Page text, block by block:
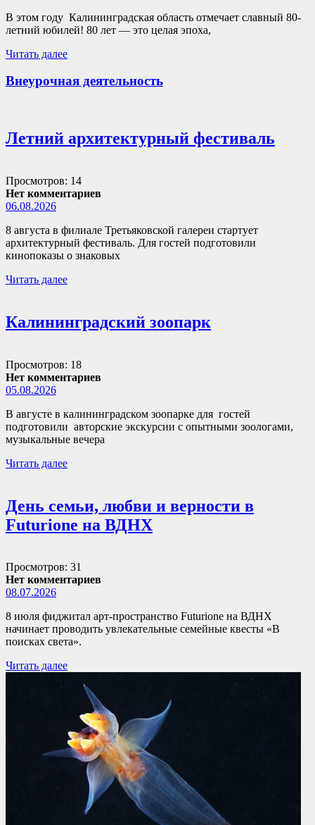
В этом году Калининградская область отмечает славный 80-
летний юбилей! 80 лет — это целая эпоха,
Читать далее
Внеурочная деятельность
Летний архитектурный фестиваль
Просмотров: 14
Нет комментариев
06.08.2026
8 августа в филиале Третьяковской галереи стартует
архитектурный фестиваль. Для гостей подготовили
кинопоказы о знаковых
Читать далее
Калининградский зоопарк
Просмотров: 18
Нет комментариев
05.08.2026
В августе в калининградском зоопарке для гостей
подготовили авторские экскурсии с опытными зоологами,
музыкальные вечера
Читать далее
День семьи, любви и верности в
Futurione на ВДНХ
Просмотров: 31
Нет комментариев
08.07.2026
8 июля фиджитал арт-пространство Futurione на ВДНХ
начинает проводить увлекательные семейные квесты «В
поисках света».
Читать далее